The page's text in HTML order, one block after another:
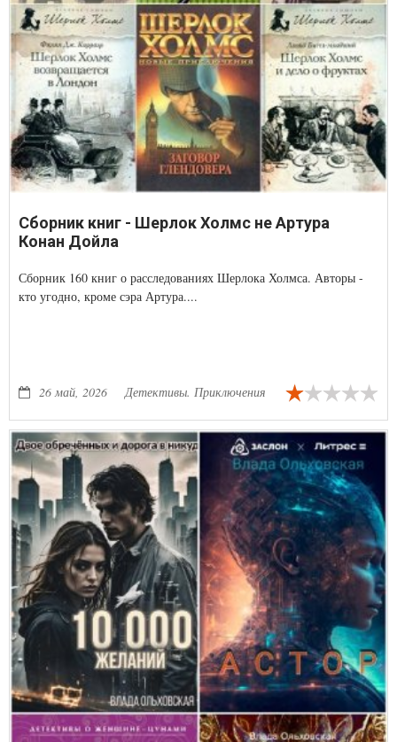
Сборник книг - Шерлок Холмс не Артура
Конан Дойла
Сборник 160 книг о расследованиях Шерлока Холмса. Авторы -
кто угодно, кроме сэра Артура....
26 май, 2026 Детективы. Приключения